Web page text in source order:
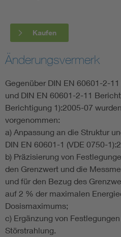
Kaufen
Änderungsvermerk
Gegenüber DIN EN 60601-2-
und DIN EN 60601-2-11
Berichtigung 1):2005-07
vorgenommen:
a) Anpassung an die Struktur
DIN EN 60601-1 (VDE 0750-
b) Präzisierung von
den Grenzwert und die
und für den Bezug des
auf 2 % der maximalen
Dosismaximums;
c) Ergänzung von
Störstrahlung.